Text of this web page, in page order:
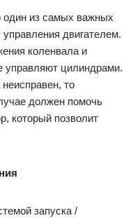
один из самых важных
двигателем.
коленвала и
управляют цилиндрами.
то
должен помочь
который позволит
запуска /